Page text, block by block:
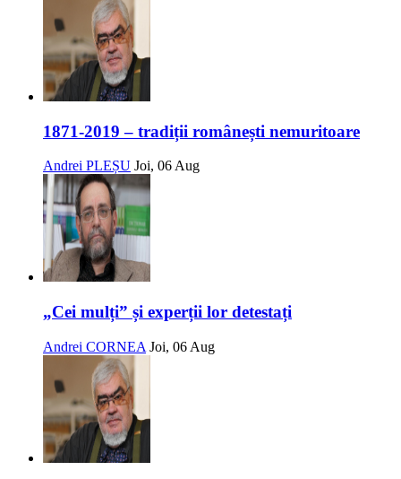
1871-2019 – tradiții românești nemuritoare
Andrei PLEȘU Joi, 06 Aug
„Cei mulți” și experții lor detestați
Andrei CORNEA Joi, 06 Aug